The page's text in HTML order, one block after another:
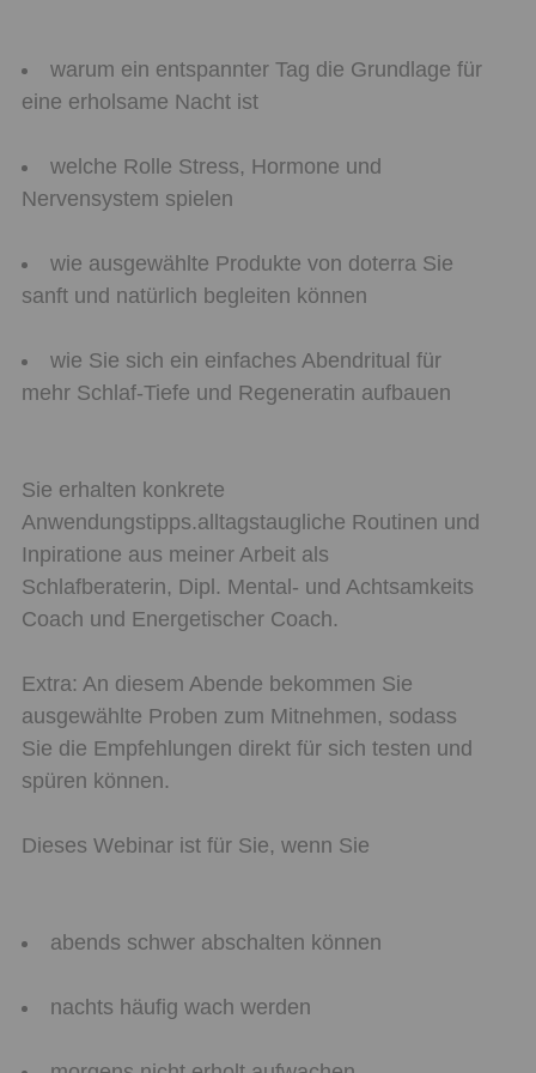
warum ein entspannter Tag die Grundlage für
eine erholsame Nacht ist
welche Rolle Stress, Hormone und
Nervensystem spielen
wie ausgewählte Produkte von doterra Sie
sanft und natürlich begleiten können
wie Sie sich ein einfaches Abendritual für
mehr Schlaf-Tiefe und Regeneratin aufbauen
Sie erhalten konkrete
Anwendungstipps.alltagstaugliche Routinen und
Inpiratione aus meiner Arbeit als
Schlafberaterin, Dipl. Mental- und Achtsamkeits
Coach und Energetischer Coach.
Extra: An diesem Abende bekommen Sie
ausgewählte Proben zum Mitnehmen, sodass
Sie die Empfehlungen direkt für sich testen und
spüren können.
Dieses Webinar ist für Sie, wenn Sie
abends schwer abschalten können
nachts häufig wach werden